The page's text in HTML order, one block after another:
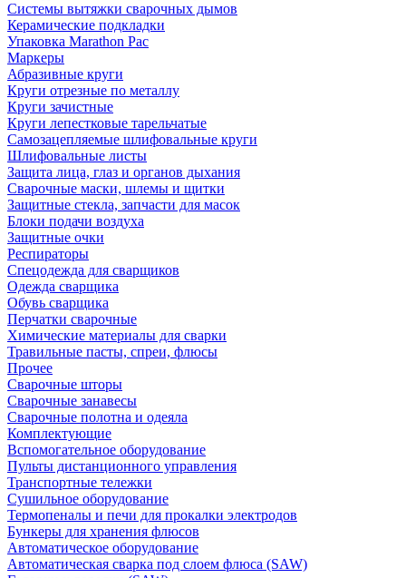
Системы вытяжки сварочных дымов
Керамические подкладки
Упаковка Marathon Pac
Маркеры
Абразивные круги
Круги отрезные по металлу
Круги зачистные
Круги лепестковые тарельчатые
Самозацепляемые шлифовальные круги
Шлифовальные листы
Защита лица, глаз и органов дыхания
Сварочные маски, шлемы и щитки
Защитные стекла, запчасти для масок
Блоки подачи воздуха
Защитные очки
Респираторы
Спецодежда для сварщиков
Одежда сварщика
Обувь сварщика
Перчатки сварочные
Химические материалы для сварки
Травильные пасты, спреи, флюсы
Прочее
Сварочные шторы
Сварочные занавесы
Сварочные полотна и одеяла
Комплектующие
Вспомогательное оборудование
Пульты дистанционного управления
Транспортные тележки
Сушильное оборудование
Термопеналы и печи для прокалки электродов
Бункеры для хранения флюсов
Автоматическое оборудование
Автоматическая сварка под слоем флюса (SAW)